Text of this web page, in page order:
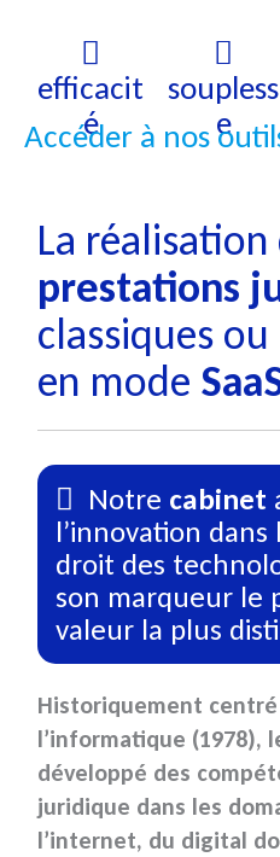
efficacit
é
soupless
e
Accéder à nos
La réalisation
prestations
classiques
en mode
Notre cabinet
l’innovation
droit des
son marqueur le
valeur la plus
Historiquement
l’informatique (1978),
développé des
juridique dans les
l’internet, du digital